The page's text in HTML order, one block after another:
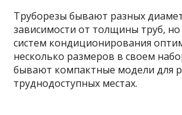
Труборезы бывают разных
зависимости от толщины труб,
систем кондиционирования
несколько размеров в своем
бывают компактные модели для
труднодоступных местах.